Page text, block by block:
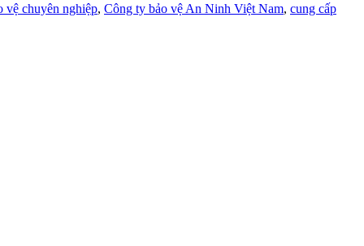
vệ chuyên nghiệp, Công ty bảo vệ An Ninh Việt Nam, cung cấp